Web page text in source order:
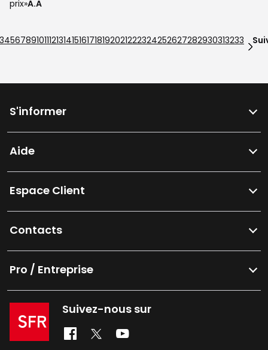
prix A.A
3456789101112131415161718192021222324252627282930313233
S'informer
Aide
Espace Client
Contacts
Pro / Entreprise
Suivez-nous sur